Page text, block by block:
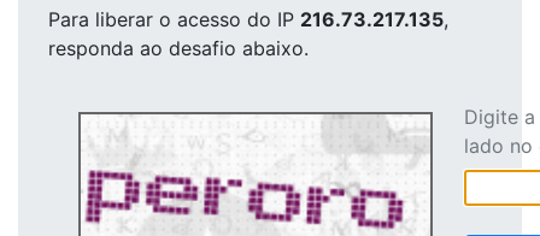
Para liberar o acesso do IP 216.73.217.135,
responda ao desafio abaixo.
Digite
lado no